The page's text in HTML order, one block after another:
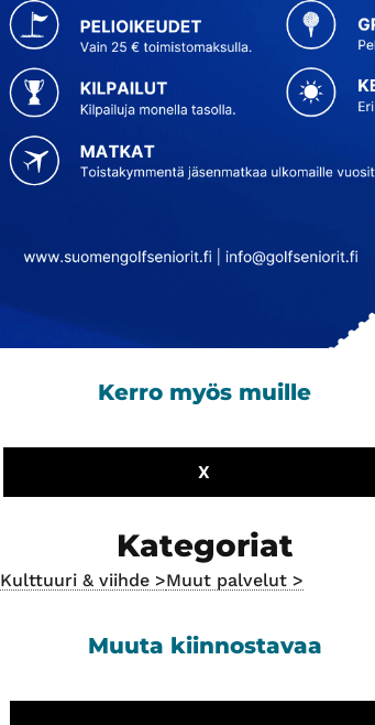
Kerro myös muille
X
Kategoriat
Kulttuuri & viihde >Muut palvelut >
Muuta kiinnostavaa